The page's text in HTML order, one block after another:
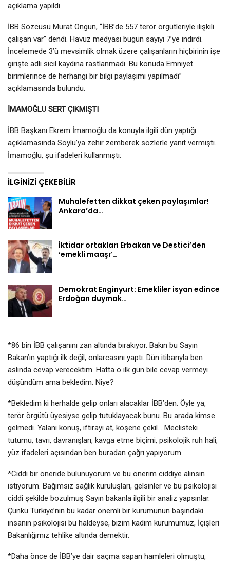
açıklama yapıldı.
İBB Sözcüsü Murat Ongun, “İBB’de 557 terör örgütleriyle ilişkili
çalışan var” dendi. Havuz medyası bugün sayıyı 7’ye indirdi.
İncelemede 3’ü mevsimlik olmak üzere çalışanların hiçbirinin işe
girişte adli sicil kaydına rastlanmadı. Bu konuda Emniyet
birimlerince de herhangi bir bilgi paylaşımı yapılmadı”
açıklamasında bulundu.
İMAMOĞLU SERT ÇIKMIŞTI
İBB Başkanı Ekrem İmamoğlu da konuyla ilgili dün yaptığı
açıklamasında Soylu’ya zehir zemberek sözlerle yanıt vermişti.
İmamoğlu, şu ifadeleri kullanmıştı:
İLGINIZI ÇEKEBILIR
Muhalefetten dikkat çeken paylaşımlar!
Ankara’da…
İktidar ortakları Erbakan ve Destici’den
‘emekli maaşı’…
Demokrat Enginyurt: Emekliler isyan edince
Erdoğan duymak…
*86 bin İBB çalışanını zan altında bırakıyor. Bakın bu Sayın
Bakan’ın yaptığı ilk değil, onlarcasını yaptı. Dün itibarıyla ben
aslında cevap verecektim. Hatta o ilk gün bile cevap vermeyi
düşündüm ama bekledim. Niye?
*Bekledim ki herhalde gelip onları alacaklar İBB’den. Öyle ya,
terör örgütü üyesiyse gelip tutuklayacak bunu. Bu arada kimse
gelmedi. Yalanı konuş, iftirayı at, köşene çekil… Meclisteki
tutumu, tavrı, davranışları, kavga etme biçimi, psikolojik ruh hali,
yüz ifadeleri açısından ben buradan çağrı yapıyorum.
*Ciddi bir öneride bulunuyorum ve bu önerim ciddiye alınsın
istiyorum. Bağımsız sağlık kuruluşları, gelsinler ve bu psikolojisi
ciddi şekilde bozulmuş Sayın bakanla ilgili bir analiz yapsınlar.
Çünkü Türkiye’nin bu kadar önemli bir kurumunun başındaki
insanın psikolojisi bu haldeyse, bizim kadim kurumumuz, İçişleri
Bakanlığımız tehlike altında demektir.
*Daha önce de İBB’ye dair saçma sapan hamleleri olmuştu,